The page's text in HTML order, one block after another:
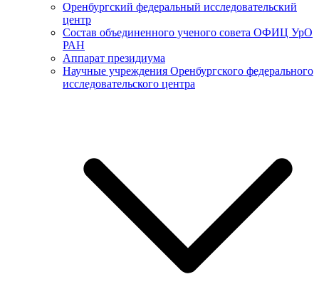
Оренбургский федеральный исследовательский
центр
Состав объединенного ученого совета ОФИЦ УрО
РАН
Аппарат президиума
Научные учреждения Оренбургского федерального
исследовательского центра